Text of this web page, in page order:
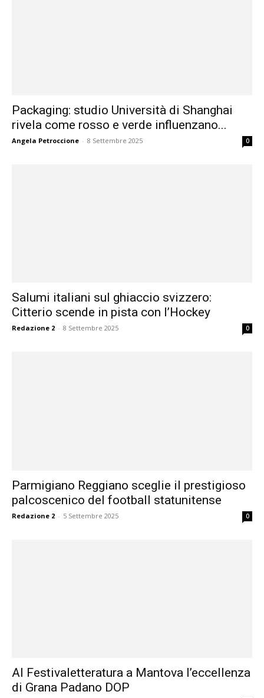
Packaging: studio Università di Shanghai
rivela come rosso e verde influenzano...
Angela Petroccione - 8 Settembre 2025 0
Salumi italiani sul ghiaccio svizzero:
Citterio scende in pista con l’Hockey
Redazione 2 - 8 Settembre 2025 0
Parmigiano Reggiano sceglie il prestigioso
palcoscenico del football statunitense
Redazione 2 - 5 Settembre 2025 0
Al Festivaletteratura a Mantova l’eccellenza
di Grana Padano DOP